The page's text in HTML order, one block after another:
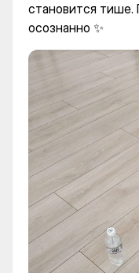
становится тише.
осознанно ✨